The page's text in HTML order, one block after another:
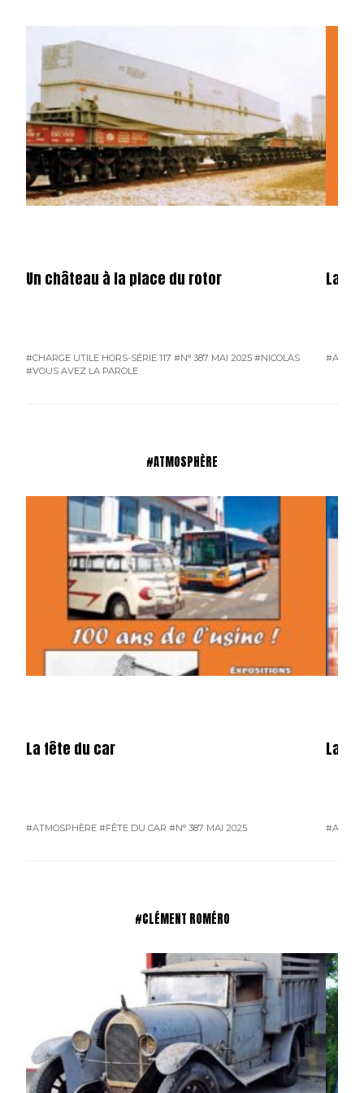
Un château à la place du rotor
#CHARGE UTILE HORS-SÉRIE 117 #N° 387 MAI 2025 #NICOLAS
#VOUS AVEZ LA PAROLE
La
#ATMOSPHÈRE
La fête du car
#ATMOSPHÈRE #FÊTE DU CAR #N° 387 MAI 2025
La
#CLÉMENT ROMÉRO